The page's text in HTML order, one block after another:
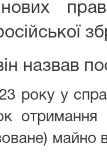
назвав
року у
отримання